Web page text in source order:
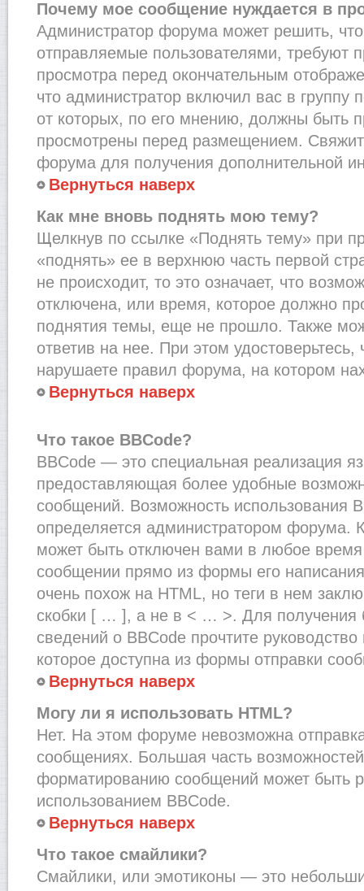
Почему мое сообщение нуждается в
Администратор форума может решить,
отправляемые пользователями, требуют
просмотра перед окончательным
что администратор включил вас в группу
от которых, по его мнению, должны быть
просмотрены перед размещением.
форума для получения дополнительной
Вернуться наверх
Как мне вновь поднять мою тему?
Щелкнув по ссылке «Поднять тему» при
«поднять» ее в верхнюю часть первой
не происходит, то это означает, что
отключена, или время, которое должно
поднятия темы, еще не прошло. Также
ответив на нее. При этом
нарушаете правил форума, на котором
Вернуться наверх
Что такое BBCode?
BBCode — это специальная реализация
предоставляющая более удобные
сообщений. Возможность использования
определяется администратором форума.
может быть отключен вами в любое
сообщении прямо из формы его
очень похож на HTML, но теги в нем
скобки [ … ], а не в < … >. Для получения
сведений о BBCode прочтите
которое доступна из формы отправки
Вернуться наверх
Могу ли я использовать HTML?
Нет. На этом форуме невозможна
сообщениях. Большая часть
форматированию сообщений может быть
использованием BBCode.
Вернуться наверх
Что такое смайлики?
Смайлики, или эмотиконы — это